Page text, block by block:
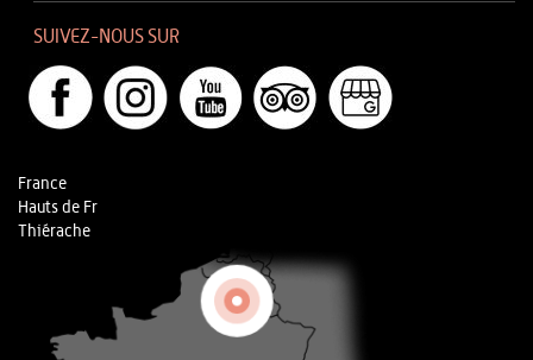
SUIVEZ-NOUS SUR
France
Hauts de Fr
Thiérache